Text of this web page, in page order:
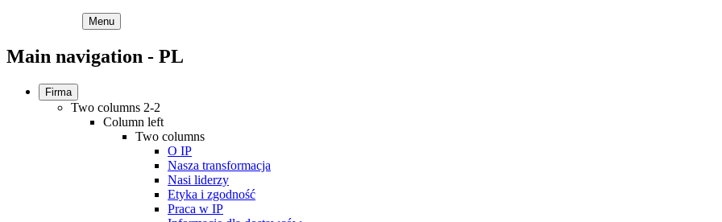
Menu
Main navigation - PL
Firma
Two columns 2-2
Column left
Two columns
O IP
Nasza transformacja
Nasi liderzy
Etyka i zgodność
Praca w IP